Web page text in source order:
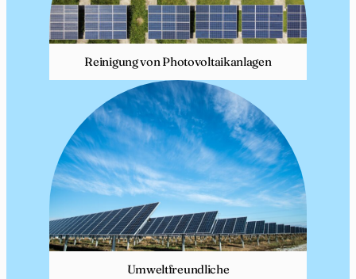
Reinigung von Photovoltaikanlagen
Umweltfreundliche